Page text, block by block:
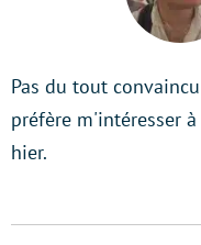
Pas du tout
préfère m'intéresser
hier.